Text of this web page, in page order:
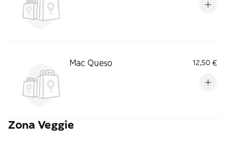
Mac Queso 12,50 €
Zona Veggie